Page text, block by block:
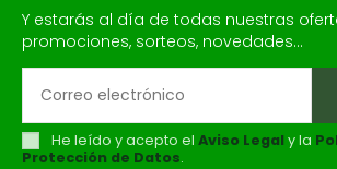
Y estarás al día de todas nuestras
promociones, sorteos, novedades...
He leído y acepto el Aviso Legaly la
Protección de Datos.